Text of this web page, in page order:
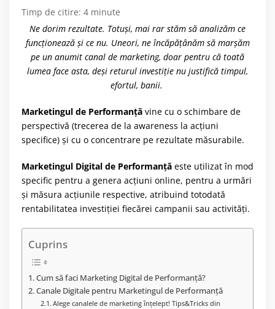
Timp de citire: 4 minute
Ne dorim rezultate. Totuși, mai rar stăm să analizăm ce
funcționează și ce nu. Uneori, ne încăpățânăm să marșăm
pe un anumit canal de marketing, doar pentru că toată
lumea face asta, deși returul investiție nu justifică timpul,
efortul, banii.
Marketingul de Performanță vine cu o schimbare de
perspectivă (trecerea de la awareness la acțiuni
specifice) și cu o concentrare pe rezultate măsurabile.
Marketingul Digital de Performanță este utilizat în mod
specific pentru a genera acțiuni online, pentru a urmări
și măsura acțiunile respective, atribuind totodată
rentabilitatea investiției fiecărei campanii sau activități.
Cuprins
Cum să faci Marketing Digital de Performanță?
Canale Digitale pentru Marketingul de Performanță
Alege canalele de marketing înțelept! Tips&Tricks din